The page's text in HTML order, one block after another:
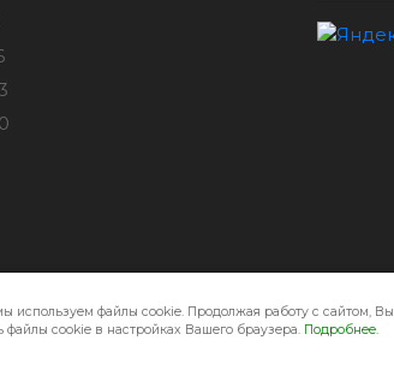
© 2026
используем файлы cookie. Продолжая работу с сайтом, Вы
cookie в настройках Вашего браузера. Подробнее.